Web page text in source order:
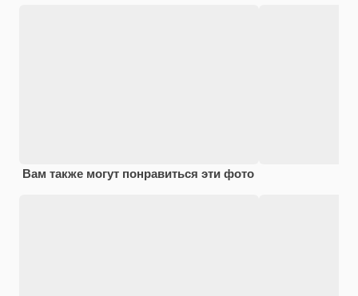
Вам также могут понравиться эти фото